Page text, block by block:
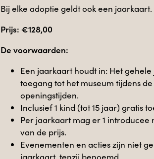
Bij elke adoptie geldt ook een jaarkaart.
Prijs: €128,00
De voorwaarden:
Een jaarkaart houdt in: Het
toegang tot het museum tijdens de
openingstijden.
Inclusief 1 kind (tot 15 jaar) gratis
Per jaarkaart mag er 1 introducee
van de prijs.
Evenementen en acties zijn niet
jaarkaart, tenzij benoemd.